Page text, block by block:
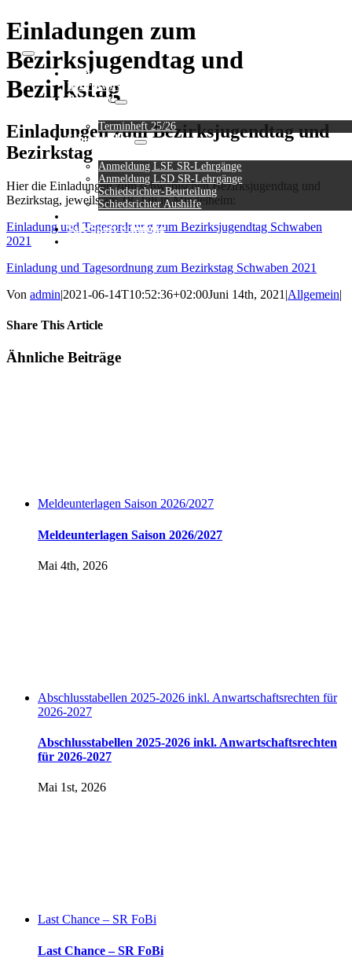
Zum
Inhalt
springen
Toggle
NavigationStartseite
Bezirksvorstand
Download
Terminheft 25/26
Schiedsrichter
Anmeldung LSE SR-Lehrgänge
Anmeldung LSD SR-Lehrgänge
Schiedsrichter-Beurteilung
Schiedsrichter Aushilfe
Safe Sport Schulung
Einladungen zum
Bezirksjugendtag und
Bezirkstag
Einladungen zum Bezirksjugendtag und
Bezirkstag
Hier die Einladungen zum schwäbischen Bezirksjugendtag und
Bezirkstag, jeweils am 18. Juli in Mindelheim:
Einladung und Tagesordnung zum Bezirksjugendtag Schwaben
2021
Einladung und Tagesordnung zum Bezirkstag Schwaben 2021
Von admin|2021-06-14T10:52:36+02:00Juni 14th, 2021 |Allgemein|
Share This Article
Facebook
Twitter
LinkedIn
WhatsApp
Tumblr
Pinterest
E-
Ähnliche Beiträge
Meldeunterlagen Saison 2026/2027
Meldeunterlagen Saison 2026/2027
Mai 4th, 2026
Abschlusstabellen 2025-2026 inkl. Anwartschaftsrechten für
2026-2027
Abschlusstabellen 2025-2026 inkl. Anwartschaftsrechten
für 2026-2027
Mai 1st, 2026
Last Chance – SR FoBi
Last Chance – SR FoBi